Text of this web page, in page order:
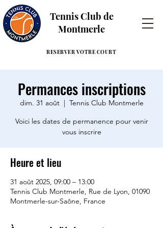
Tennis Club de
Montmerle
RESERVER VOTRE COURT
Permances inscriptions
dim. 31 août
  |
Tennis Club Montmerle
Voici les dates de permanence pour venir
vous inscrire
Heure et lieu
31 août 2025, 09:00 – 13:00
Tennis Club Montmerle, Rue de Lyon, 01090
Montmerle-sur-Saône, France